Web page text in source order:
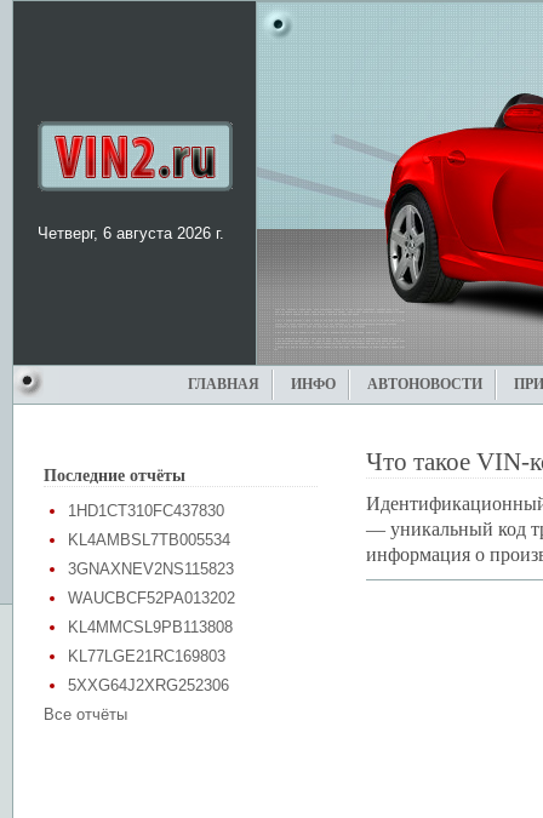
Четверг, 6 августа 2026 г.
ГЛАВНАЯ ИНФО АВТОНОВОСТИ
Последние отчёты
1HD1CT310FC437830
KL4AMBSL7TB005534
3GNAXNEV2NS115823
WAUCBCF52PA013202
KL4MMCSL9PB113808
KL77LGE21RC169803
5XXG64J2XRG252306
Все отчёты
Что такое VIN-
Идентификационный
— уникальный код
информация о